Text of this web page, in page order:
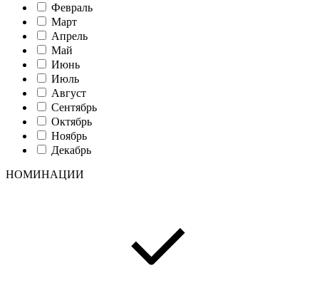
Февраль
Март
Апрель
Май
Июнь
Июль
Август
Сентябрь
Октябрь
Ноябрь
Декабрь
НОМИНАЦИИ